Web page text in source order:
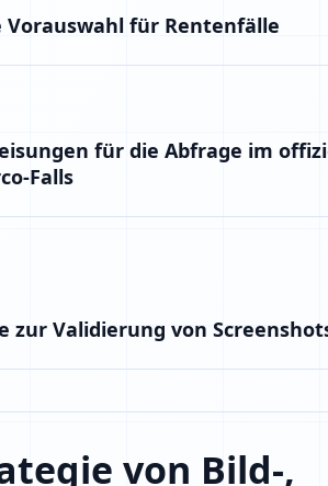
Vorauswahl für Rentenfälle
für die Abfrage im
Falls
zur Validierung von
von Bild-,